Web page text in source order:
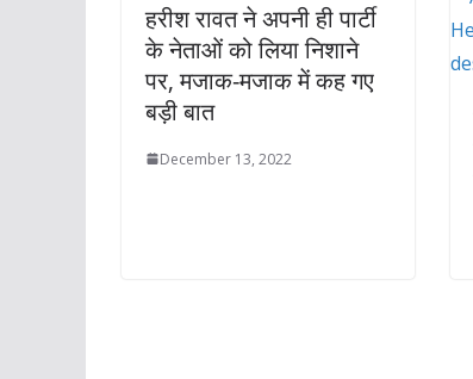
हरीश रावत ने अपनी ही पार्टी
के नेताओं को लिया निशाने
पर, मजाक-मजाक में कह गए
बड़ी बात
December 13, 2022